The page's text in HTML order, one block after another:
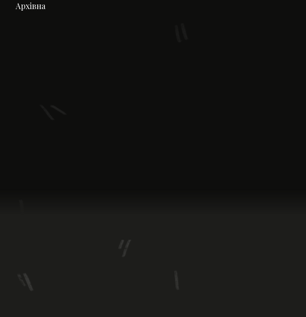
Архівна